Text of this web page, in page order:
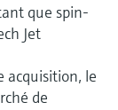
que spin-
Jet
acquisition, le
de